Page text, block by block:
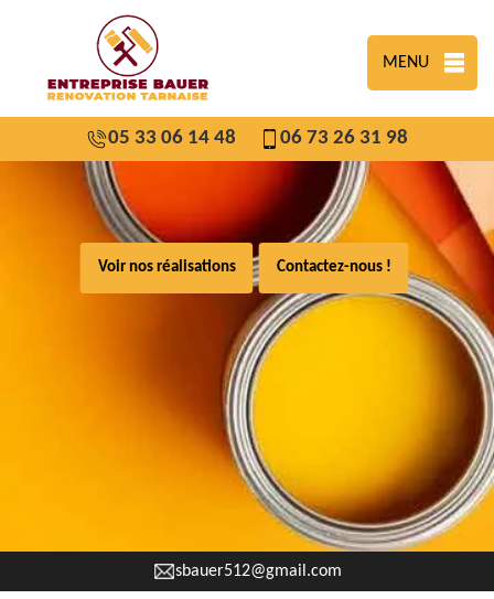
MENU
05 33 06 14 48 06 73 26 31 98
Voir nos réalisations Contactez-nous !
sbauer512@gmail.com